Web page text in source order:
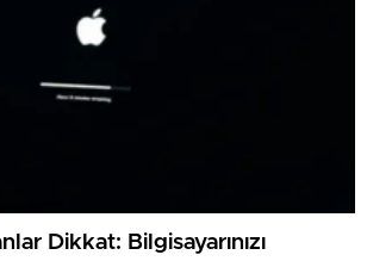
Dikkat: Bilgisayarınızı